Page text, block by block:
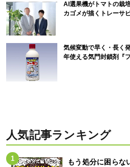
AI選果機がトマトの栽
カゴメが描くトレーサ
気候変動で早く・長く
年使える気門封鎖剤『
人気記事ランキング
もう処分に困ら